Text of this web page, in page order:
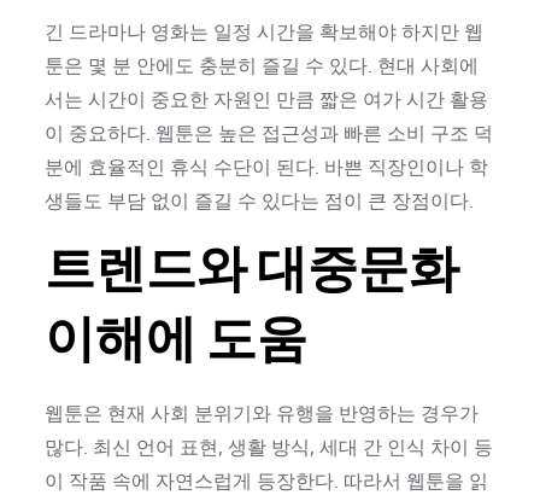
긴 드라마나 영화는 일정 시간을 확보해야 하지만 웹
툰은 몇 분 안에도 충분히 즐길 수 있다. 현대 사회에
서는 시간이 중요한 자원인 만큼 짧은 여가 시간 활용
이 중요하다. 웹툰은 높은 접근성과 빠른 소비 구조 덕
분에 효율적인 휴식 수단이 된다. 바쁜 직장인이나 학
생들도 부담 없이 즐길 수 있다는 점이 큰 장점이다.
트렌드와 대중문화
이해에 도움
웹툰은 현재 사회 분위기와 유행을 반영하는 경우가
많다. 최신 언어 표현, 생활 방식, 세대 간 인식 차이 등
이 작품 속에 자연스럽게 등장한다. 따라서 웹툰을 읽